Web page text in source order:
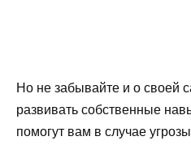
Но не забывайте и о своей
развивать собственные
помогут вам в случае